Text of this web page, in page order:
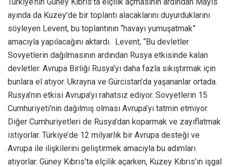
ayında da Kuzey’de bir toplantı alacaklarını duyurduklarını
söyleyen Levent, bu toplantının “havayı yumuşatmak”
amacıyla yapılacağını aktardı. Levent, “Bu devletler
Sovyetlerin dağılmasının ardından Rusya etkisinde kalan
devletler. Avrupa Birliği Rusya’yı daha fazla sıkıştırmak için
bunlara el atıyor. Ukrayna ve Gürcistan’da yaşananlar ortada.
Rusya’nın etkisi Avrupa’yı rahatsız ediyor. Sovyetlerin 15
Cumhuriyeti’nin dağılmış olması Avrupa’yı tatmin etmiyor.
Diğer Cumhuriyetleri de Rusya’dan koparmak ve zayıflatmak
istiyorlar. Türkiye’de 12 milyarlık bir Avrupa desteği ve
Avrupa ile ilişkilerini geliştirmek amacıyla bu adımları
atıyorlar. Güney Kıbrıs’ta elçilik açarken, Kuzey Kıbrıs’ın işgal